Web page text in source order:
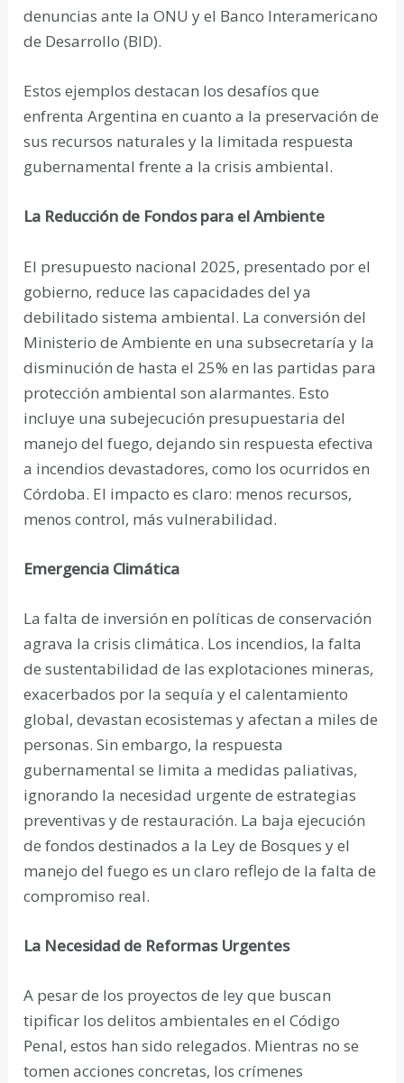
denuncias ante la ONU y el Banco Interamericano
de Desarrollo (BID).
Estos ejemplos destacan los desafíos que
enfrenta Argentina en cuanto a la preservación de
sus recursos naturales y la limitada respuesta
gubernamental frente a la crisis ambiental.
La Reducción de Fondos para el Ambiente
El presupuesto nacional 2025, presentado por el
gobierno, reduce las capacidades del ya
debilitado sistema ambiental. La conversión del
Ministerio de Ambiente en una subsecretaría y la
disminución de hasta el 25% en las partidas para
protección ambiental son alarmantes. Esto
incluye una subejecución presupuestaria del
manejo del fuego, dejando sin respuesta efectiva
a incendios devastadores, como los ocurridos en
Córdoba. El impacto es claro: menos recursos,
menos control, más vulnerabilidad.
Emergencia Climática
La falta de inversión en políticas de conservación
agrava la crisis climática. Los incendios, la falta
de sustentabilidad de las explotaciones mineras,
exacerbados por la sequía y el calentamiento
global, devastan ecosistemas y afectan a miles de
personas. Sin embargo, la respuesta
gubernamental se limita a medidas paliativas,
ignorando la necesidad urgente de estrategias
preventivas y de restauración. La baja ejecución
de fondos destinados a la Ley de Bosques y el
manejo del fuego es un claro reflejo de la falta de
compromiso real.
La Necesidad de Reformas Urgentes
A pesar de los proyectos de ley que buscan
tipificar los delitos ambientales en el Código
Penal, estos han sido relegados. Mientras no se
tomen acciones concretas, los crímenes